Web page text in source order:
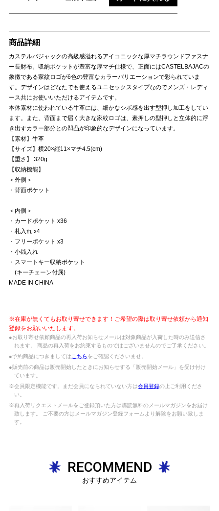
商品詳細
カステルバジャックの高級感溢れるアイコニックな厚マチラウンドファスナ
ー長財布。収納ポケットが豊富な厚マチ仕様で、正面にはCASTELBAJACの
象徴である家紋ロゴが6色の豊富なカラーバリエーションで彩られていま
す。デザインはどなたでも使えるユニセックスタイプなのでメンズ・レディ
ース共にお使いいただけるアイテムです。
本体素材に使われている牛革には、細かなシボ感を出す型押し加工をしてい
ます。また、背面まで届く大きな家紋ロゴは、素押しの型押しと立体的に浮
き出すカラー部分との凹凸が印象的なデザインになっています。
【素材】牛革
【サイズ】横20×縦11×マチ4.5(cm)
【重さ】 320g
【収納機能】
＜外側＞
・背面ポケット
＜内側＞
・カードポケット x36
・札入れ x4
・フリーポケット x3
・小銭入れ
・スマートキー収納ポケット
(キーチェーン付属)
MADE IN CHINA
※在庫が無くてもお取り寄せできます！ご希望の際は取り寄せ依頼から通知
登録をお願いいたします。
●お取り寄せ依頼商品の再入荷お知らせメールは対象商品が入荷した時のみ送信さ
れます。 商品の再入荷をお約束するものではございませんのでご了承ください。
●予約商品につきましては こちらをご確認くださいませ。
●販売前の商品は販売開始したときにお知らせする「販売開始メール」を受け付け
ています。
※会員限定機能です。まだ会員になられていない方は会員登録の上ご利用くださ
い。
※再入荷リクエストメールをご登録頂いた方は購読無料のメールマガジンをお届け
致します。 ご不要の方はメールマガジン登録フォームより解除をお願い致しま
す。
RECOMMEND
おすすめアイテム